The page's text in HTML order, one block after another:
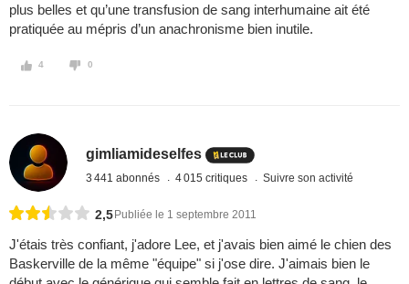
plus belles et qu’une transfusion de sang interhumaine ait été
pratiquée au mépris d’un anachronisme bien inutile.
4 0
gimliamideselfes
3 441 abonnés 4 015 critiques Suivre son activité
2,5 Publiée le 1 septembre 2011
J'étais très confiant, j'adore Lee, et j'avais bien aimé le chien des
Baskerville de la même "équipe" si j'ose dire. J'aimais bien le